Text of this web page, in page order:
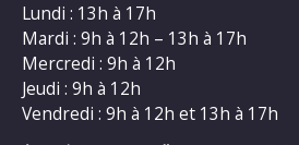
Lundi : 13h à 17h
Mardi : 9h à 12h – 13h à 17h
Mercredi : 9h à 12h
Jeudi : 9h à 12h
Vendredi : 9h à 12h et 13h à 17h